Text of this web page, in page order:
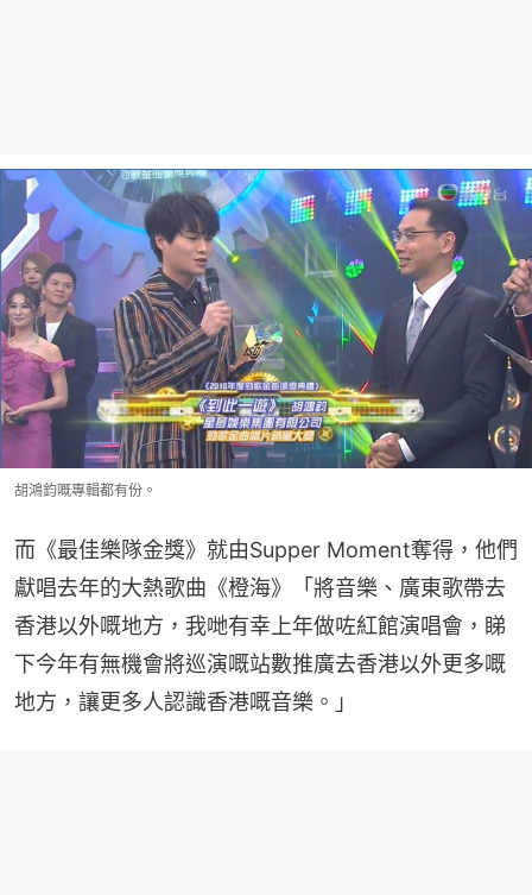
胡鴻鈞嘅專輯都有份。
而《最佳樂隊金獎》就由Supper Moment奪得，他們
獻唱去年的大熱歌曲《橙海》「將音樂、廣東歌帶去
香港以外嘅地方，我哋有幸上年做咗紅館演唱會，睇
下今年有無機會將巡演嘅站數推廣去香港以外更多嘅
地方，讓更多人認識香港嘅音樂。」